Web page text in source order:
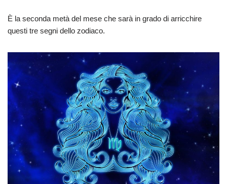
È la seconda metà del mese che sarà in grado di arricchire
questi tre segni dello zodiaco.